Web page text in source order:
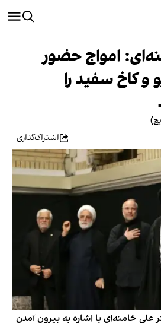
امواج حضور
و کاخ‌ سفید را
اشتراک‌گذاری
خامنه‌ای با اشاره به بیرون آمدن